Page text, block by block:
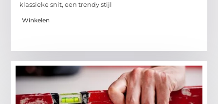
klassieke snit, een trendy stijl
Winkelen